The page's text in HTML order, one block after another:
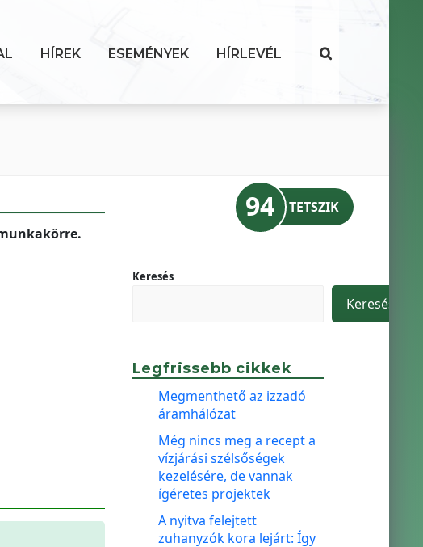
HÍREK ESEMÉNYEK HÍRLEVÉL |
94 TETSZIK
Keresés
Keresés
Legfrissebb cikkek
Megmenthető az izzadó
áramhálózat
Még nincs meg a recept a
vízjárási szélsőségek
kezelésére, de vannak
ígéretes projektek
A nyitva felejtett
zuhanyzók kora lejárt: Így